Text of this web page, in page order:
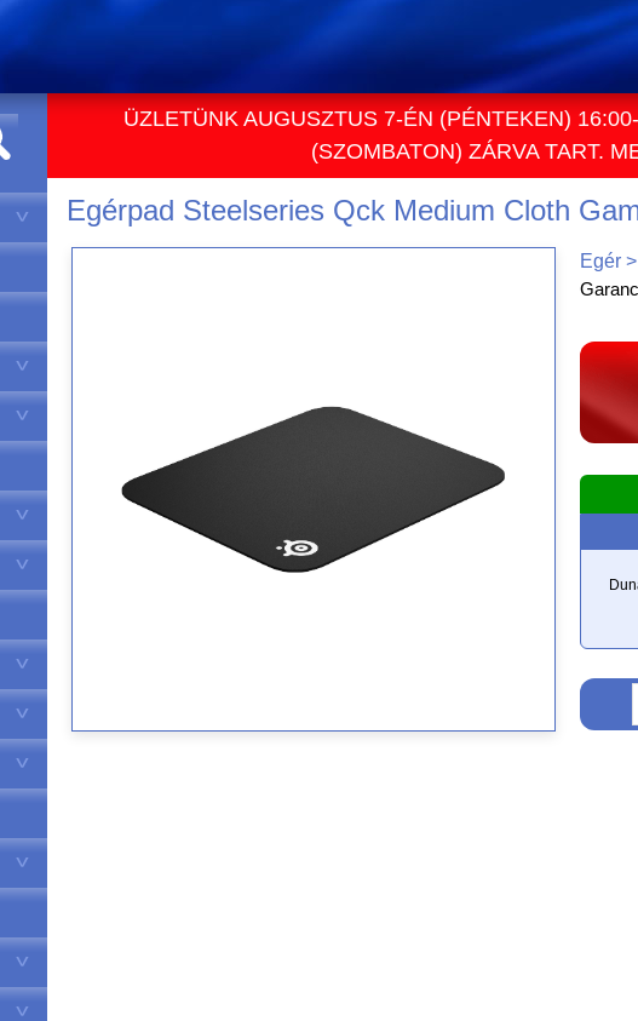
ÜZLETÜNK AUGUSZTUS 7-ÉN (PÉNTEKEN)
(SZOMBATON) ZÁRVA TART.
Egérpad Steelseries Qck Medium Cloth
Egér